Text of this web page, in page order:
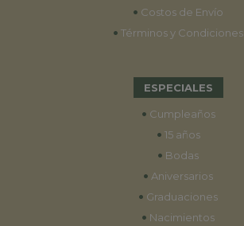
• Costos de Envío
• Términos y Condiciones
ESPECIALES
• Cumpleaños
• 15 años
• Bodas
• Aniversarios
• Graduaciones
• Nacimientos